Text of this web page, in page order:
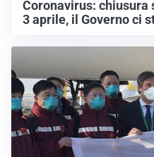
Coronavirus: chiusura
3 aprile, il Governo ci